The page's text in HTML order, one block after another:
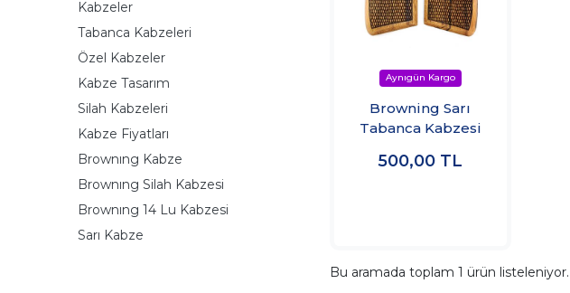
Kabzeler
Tabanca Kabzeleri
Özel Kabzeler
Kabze Tasarım
Silah Kabzeleri
Kabze Fiyatları
Brownıng Kabze
Brownıng Silah Kabzesi
Brownıng 14 Lu Kabzesi
Sarı Kabze
Browning Sarı
Tabanca Kabzesi
500,00 TL
Bu aramada toplam 1 ürün listeleniyor.